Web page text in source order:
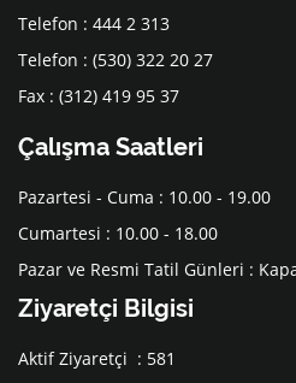
Telefon : 444 2 313
Telefon : (530) 322 20 27
Fax : (312) 419 95 37
Çalışma Saatleri
Pazartesi - Cuma : 10.00 - 19.00
Cumartesi : 10.00 - 18.00
Pazar ve Resmi Tatil Günleri :
Ziyaretçi Bilgisi
Aktif Ziyaretçi : 581